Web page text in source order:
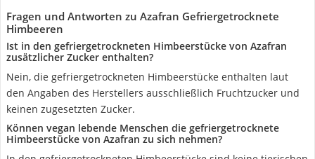
Fragen und Antworten zu Azafran Gefriergetrocknete
Himbeeren
Ist in den gefriergetrockneten Himbeerstücke von Azafran
zusätzlicher Zucker enthalten?
Nein, die gefriergetrockneten Himbeerstücke enthalten laut
den Angaben des Herstellers ausschließlich Fruchtzucker und
keinen zugesetzten Zucker.
Können vegan lebende Menschen die gefriergetrocknete
Himbeerstücke von Azafran zu sich nehmen?